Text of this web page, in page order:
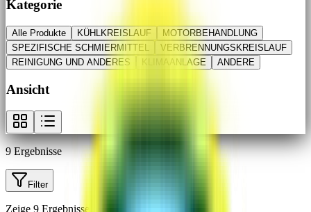
Kategorie
Alle Produkte KÜHLKREISLAUF
MOTORBEHANDLUNG
SPEZIFISCHE SCHMIERMITTEL
VERBRENNUNGSKREISLAUF
REINIGUNG UND ANDERES
KLIMAANLAGE ANDERE
Ansicht
9 Ergebnisse
Filter
Zeige 9 Ergebnisse